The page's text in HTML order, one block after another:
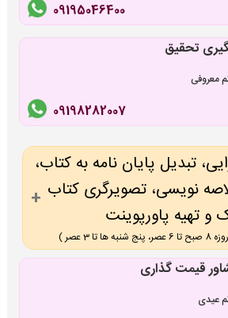
09195046400
تحقیق
معروفی
09198282007
تبدیل پایان نامه به کتاب،
نویسی، تصویرگری کتاب
و تهیه پاورپوینت
تا 3 عصر )
قیمت گذاری
عیدی